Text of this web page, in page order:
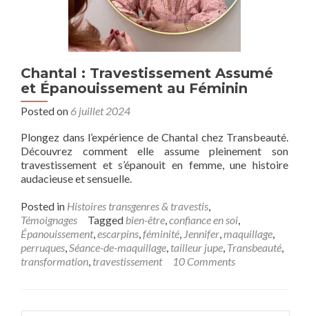
Chantal : Travestissement Assumé
et Épanouissement au Féminin
Posted on 6 juillet 2024
Plongez dans l’expérience de Chantal chez Transbeauté.
Découvrez comment elle assume pleinement son
travestissement et s’épanouit en femme, une histoire
audacieuse et sensuelle.
Posted in Histoires transgenres & travestis,
Témoignages
Tagged bien-être,confiance en soi,
Épanouissement,escarpins,féminité, Jennifer,maquillage,
perruques,Séance-de-maquillage, tailleur jupe, Transbeauté,
transformation, travestissement 10 Comments